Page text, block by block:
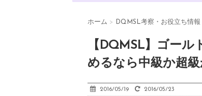
ホーム > DQMSL考察・お役立ち情報
【DQMSL】ゴー
めるなら中級か超級
2016/05/19 2016/05/23